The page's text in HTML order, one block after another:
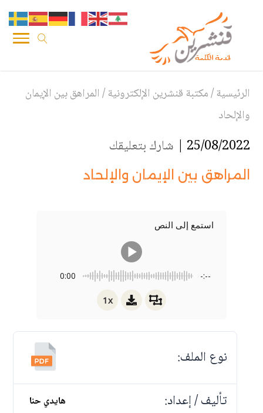
الرئيسية/مكتبة قنشرين الإلكترونية/المراهق بين الإيمان
والإلحاد
25/08/2022 | شارك بتعليقك
المراهق بين الإيمان والإلحاد
استمع إلى النص
0:00 -:--
1x
نوع الملف:
تأليف / إعداد:
هايدي حنا